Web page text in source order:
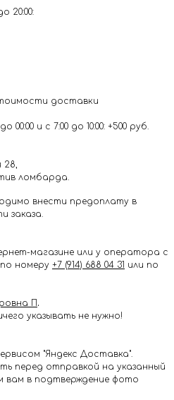
20:00:
доставки
и с 7:00 до 10:00: +500 руб.
28,
ломбарда.
внести предоплату в
заказа.
магазине или у оператора с
по номеру +7 (914) 688 04 31 или по
П .
указывать не нужно!
"Яндекс Доставка".
перед отправкой на указанный
вам в подтверждение фото